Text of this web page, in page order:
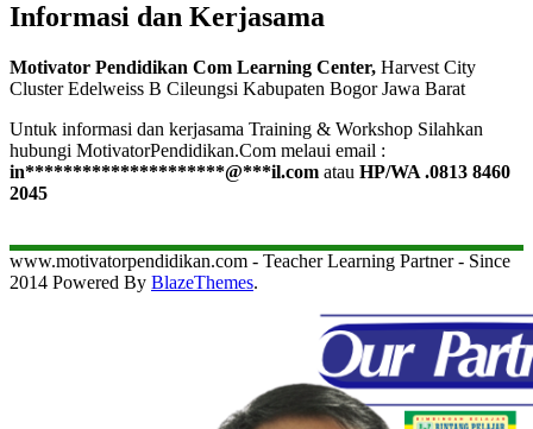
Informasi dan Kerjasama
Motivator Pendidikan Com Learning Center, Harvest City
Cluster Edelweiss B Cileungsi Kabupaten Bogor Jawa Barat
Untuk informasi dan kerjasama Training & Workshop Silahkan
hubungi MotivatorPendidikan.Com melaui email :
in*********************@***il.com atau HP/WA .0813 8460
2045
www.motivatorpendidikan.com - Teacher Learning Partner - Since
2014 Powered By BlazeThemes.